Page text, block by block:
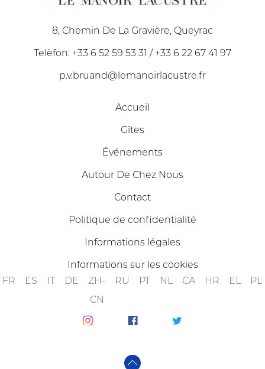
8, Chemin De La Gravière, Queyrac
Telèfon: +33 6 52 59 53 31 / +33 6 22 67 41 97
p.v.bruand@lemanoirlacustre.fr
Accueil
Gîtes
Événements
Autour De Chez Nous
Contact
Politique de confidentialité
Informations légales
Informations sur les cookies
FR
ES IT DE
ZH-
CN
RU PT NL CA HR EL PL